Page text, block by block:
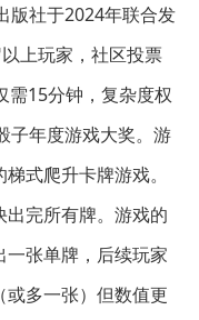
版社于2024年联合发
上玩家，社区投票
需15分钟，复杂度权
子年度游戏大奖。游
式爬升卡牌游戏。
完所有牌。游戏的
张单牌，后续玩家
多一张）但数值更